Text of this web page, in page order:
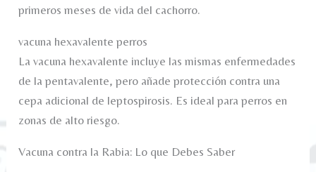
primeros meses de vida del cachorro.
vacuna hexavalente perros
La vacuna hexavalente incluye las mismas enfermedades
de la pentavalente, pero añade protección contra una
cepa adicional de leptospirosis. Es ideal para perros en
zonas de alto riesgo.
Vacuna contra la Rabia: Lo que Debes Saber